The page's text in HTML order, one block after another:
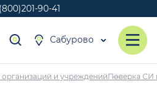
90-41
Сабурово
и учрежденийПоверка СИ